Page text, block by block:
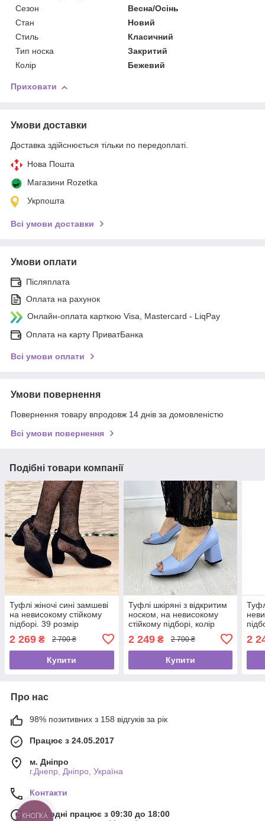
Сезон
Весна/Осінь
Стан
Новий
Стиль
Класичний
Тип носка
Закритий
Колір
Бежевий
Приховати
Умови доставки
Доставка здійснюється тільки по передоплаті.
Нова Пошта
Магазини Rozetka
Укрпошта
Всі умови доставки
Умови оплати
Післяплата
Оплата на рахунок
Онлайн-оплата карткою Visa, Mastercard - LiqPay
Оплата на карту ПриватБанка
Всі умови оплати
Умови повернення
Повернення товару впродовж 14 днів за домовленістю
Всі умови повернення
Подібні товари компанії
Туфлі жіночі сині замшеві
на невисокому стійкому
підборі. 39 розмір
2 269 ₴ 2 700 ₴
Купити
Туфлі шкіряні з відкритим
носком, на невисокому
стійкому підборі, колір
2 249₴ 2 700 ₴
Купити
2
Про нас
98% позитивних з 158 відгуків за рік
Працює з 24.05.2017
м. Дніпро
г.Днепр, Дніпро, Україна
Контакти
Сьогодні працює з 09:30 до 18:00
КНОПКА